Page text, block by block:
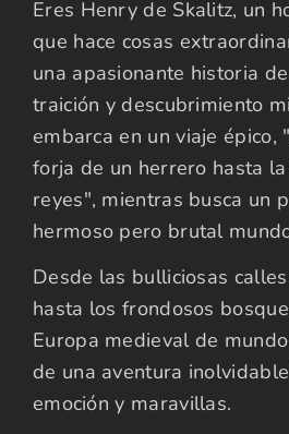
Eres Henry de Skalitz, un
que hace cosas
una apasionante historia
traición y descubrimiento
embarca en un viaje épico,
forja de un herrero hasta
reyes", mientras busca un
hermoso pero brutal
Desde las bulliciosas
hasta los frondosos
Europa medieval de
de una aventura
emoción y maravillas.